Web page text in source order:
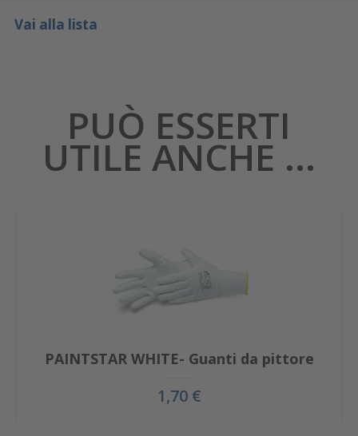
Vai alla lista
PUÒ ESSERTI
UTILE ANCHE ...
PAINTSTAR WHITE- Guanti da pittore
1,70 €